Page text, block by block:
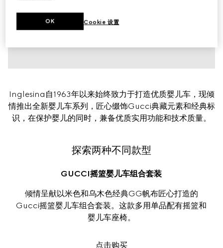
Inglesina自1963年以来始终致力于打造优质婴儿车，现倾
情推出全新婴儿车系列，匠心缀饰Gucci典藏元素和经典标
识，在保护婴儿的同时，兼备优质实用功能和技术质量。
探索两种不同款型
GUCCI摇篮婴儿车组合套装
倾情呈献以米色和乌木色经典GG帆布匠心打造的
Gucci摇篮婴儿车组合套装。这款多用单品配有摇篮和
婴儿车座椅。
点击购买
Cookie 设置
OK